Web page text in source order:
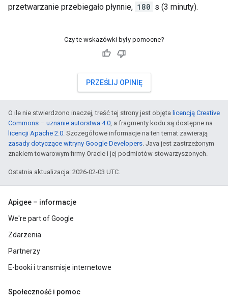
przetwarzanie przebiegało płynnie, 180 s (3 minuty).
Czy te wskazówki były pomocne?
PRZEŚLIJ OPINIĘ
O ile nie stwierdzono inaczej, treść tej strony jest objęta licencją Creative
Commons – uznanie autorstwa 4.0, a fragmenty kodu są dostępne na
licencji Apache 2.0. Szczegółowe informacje na ten temat zawierają
zasady dotyczące witryny Google Developers. Java jest zastrzeżonym
znakiem towarowym firmy Oracle i jej podmiotów stowarzyszonych.
Ostatnia aktualizacja: 2026-02-03 UTC.
Apigee – informacje
We're part of Google
Zdarzenia
Partnerzy
E-booki i transmisje internetowe
Społeczność i pomoc